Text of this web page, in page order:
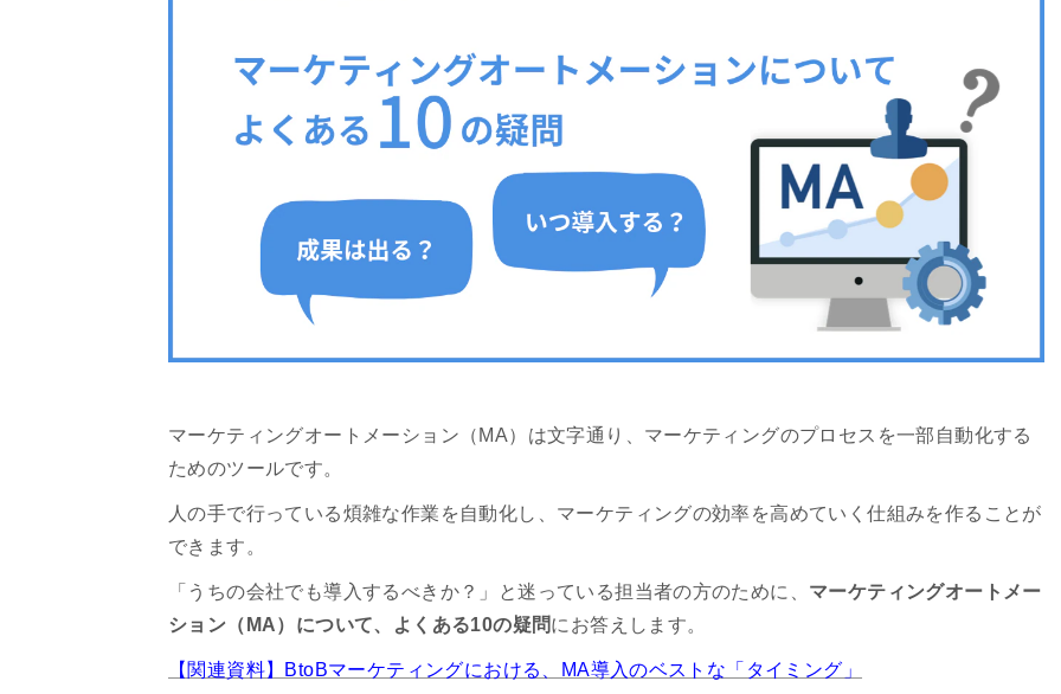
マーケティングオートメーション（MA）は文字通り、マーケティングのプロセスを一部自動化する
ためのツールです。
人の手で行っている煩雑な作業を自動化し、マーケティングの効率を高めていく仕組みを作ることが
できます。
「うちの会社でも導入するべきか？」と迷っている担当者の方のために、 マーケティングオートメー
ション（MA）について、よくある10の疑問にお答えします。
【関連資料】BtoBマーケティングにおける、MA導入のベストな「タイミング」